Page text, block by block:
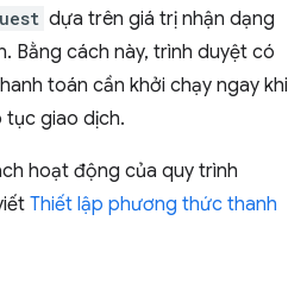
dựa trên giá trị nhận dạng
Bằng cách này, trình duyệt có
toán cần khởi chạy ngay khi
tục giao dịch.
hoạt động của quy trình
Thiết lập phương thức thanh